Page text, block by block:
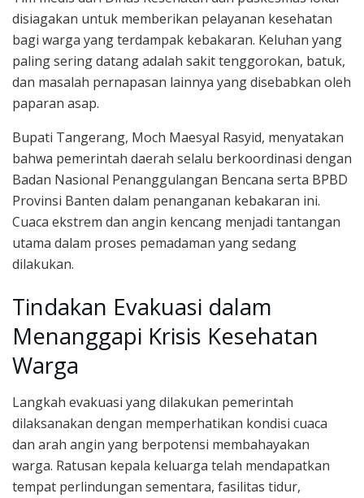
disiagakan untuk memberikan pelayanan kesehatan
bagi warga yang terdampak kebakaran. Keluhan yang
paling sering datang adalah sakit tenggorokan, batuk,
dan masalah pernapasan lainnya yang disebabkan oleh
paparan asap.
Bupati Tangerang, Moch Maesyal Rasyid, menyatakan
bahwa pemerintah daerah selalu berkoordinasi dengan
Badan Nasional Penanggulangan Bencana serta BPBD
Provinsi Banten dalam penanganan kebakaran ini.
Cuaca ekstrem dan angin kencang menjadi tantangan
utama dalam proses pemadaman yang sedang
dilakukan.
Tindakan Evakuasi dalam
Menanggapi Krisis Kesehatan
Warga
Langkah evakuasi yang dilakukan pemerintah
dilaksanakan dengan memperhatikan kondisi cuaca
dan arah angin yang berpotensi membahayakan
warga. Ratusan kepala keluarga telah mendapatkan
tempat perlindungan sementara, fasilitas tidur,